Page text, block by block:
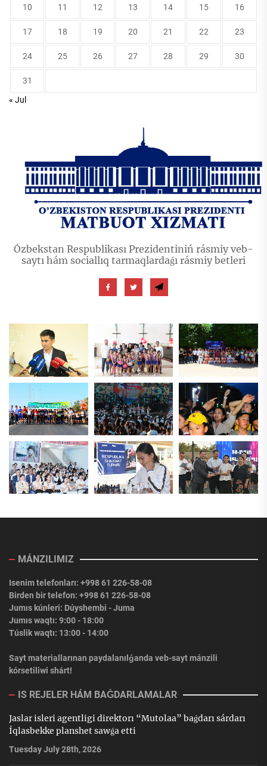
10 11 12 13 14 15 16
17 18 19 20 21 22 23
24 25 26 27 28 29 30
31
« Jul
Ózbekstan Respublikası Prezidentiniń rásmiy veb-
saytı hám sociallıq tarmaqlardaǵı rásmiy betleri
MÁNZILIMIZ
Isenim telefonları: +998 61 226-58-08
Birden bir telefon: +998 61 226-58-08
Jumıs kúnleri: Dúyshembi - Juma
Jumıs waqtı: 9:00 - 18:00
Túslik waqtı: 13:00 - 14:00
Sayt materiallarınan paydalanılǵanda veb-sayt mánzili
kórsetiliwi shárt!
IS REJELER HÁM BAǴDARLAMALAR
Jaslar isleri agentligi direktorı “Mutolaa” baǵdarı sárdarı
Íqlasbekke planshet sawǵa etti
Tuesday July 28th, 2026